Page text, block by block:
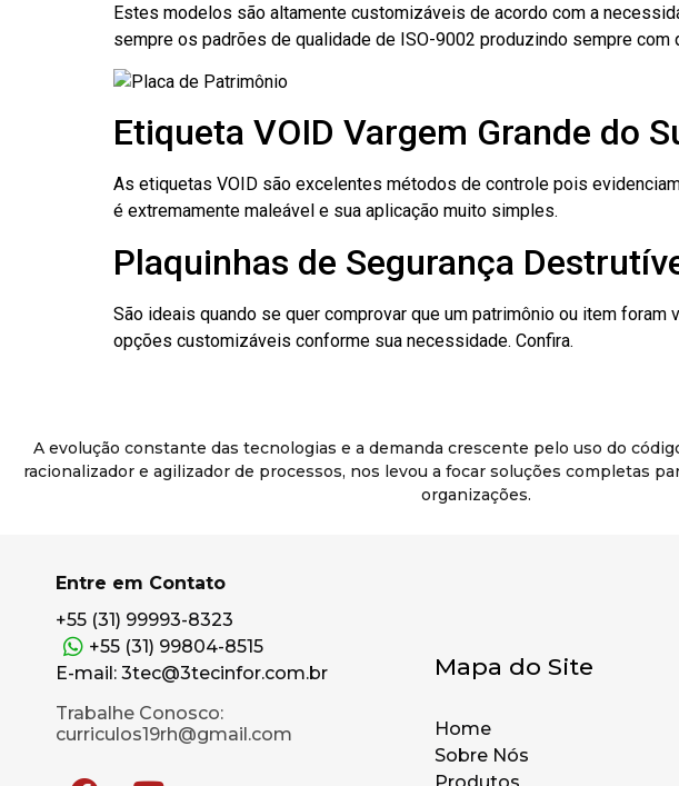
Estes modelos são altamente customizáveis de acordo com a
sempre os padrões de qualidade de ISO-9002 produzindo sempre com
Etiqueta VOID Vargem Grande do
As etiquetas VOID são excelentes métodos de controle pois
é extremamente maleável e sua aplicação muito simples.
Plaquinhas de Segurança
São ideais quando se quer comprovar que um patrimônio ou item
opções customizáveis conforme sua necessidade. Confira.
A evolução constante das tecnologias e a demanda crescente pelo uso do
racionalizador e agilizador de processos, nos levou a focar soluções completas
organizações.
Entre em Contato
+55 (31) 99993-8323
+55 (31) 99804-8515
E-mail: 3tec@3tecinfor.com.br
Trabalhe Conosco:
curriculos19rh@gmail.com
Mapa do Site
Home
Sobre Nós